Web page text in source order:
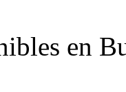
en